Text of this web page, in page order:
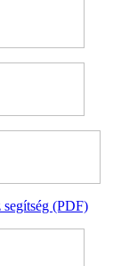
(PDF)